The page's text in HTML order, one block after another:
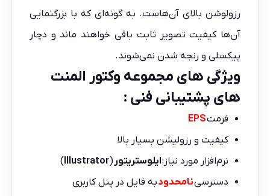
رزولوشن بالای آن‌هاست. به گونه‌ای که با بزرگنمایی
آن‌ها کیفیت تصویر ثابت باقی خواهند ماند و دچار
پیکسلی و رنجه شدن نمی‌شوند.
ویژگی های مجموعه وکتورالمنت
های پشتیبانی فنی :
فرمتEPS
کیفیت و رزولیشن بسیار بالا
نرم‌افزار مورد نیاز:ایلوستریتور (
Illustrator
)
دسترسینامحدودبه فایل در پنل کاربری